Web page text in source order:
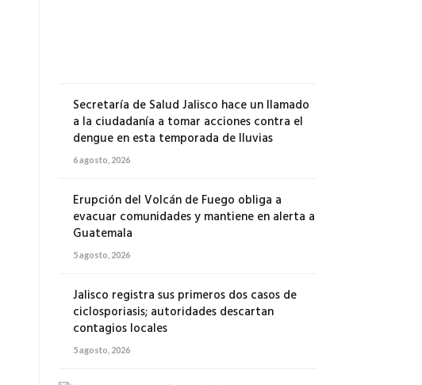
Secretaría de Salud Jalisco hace un llamado
a la ciudadanía a tomar acciones contra el
dengue en esta temporada de lluvias
6 agosto, 2026
Erupción del Volcán de Fuego obliga a
evacuar comunidades y mantiene en alerta a
Guatemala
5 agosto, 2026
Jalisco registra sus primeros dos casos de
ciclosporiasis; autoridades descartan
contagios locales
5 agosto, 2026